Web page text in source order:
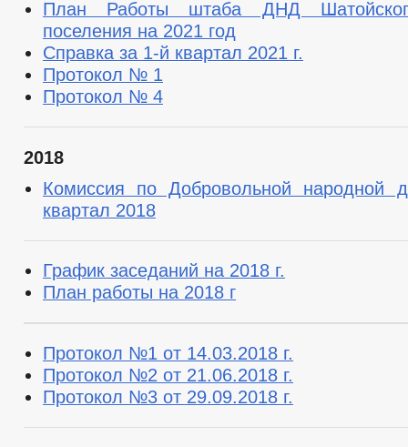
План Работы штаба ДНД
поселения на 2021 год
Справка за 1-й квартал 2021 г.
Протокол № 1
Протокол № 4
2018
Комиссия по Добровольной народной
квартал 2018
График заседаний на 2018 г.
План работы на 2018 г
Протокол №1 от 14.03.2018 г.
Протокол №2 от 21.06.2018 г.
Протокол №3 от 29.09.2018 г.